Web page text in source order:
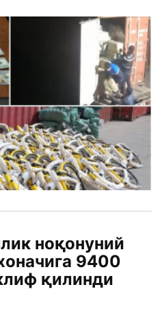
ноқонуний
9400
қилинди